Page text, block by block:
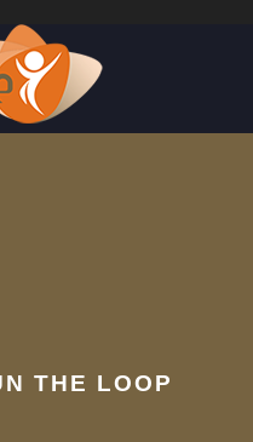
THE LOOP